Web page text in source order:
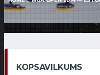
KOPSAVILKUMS